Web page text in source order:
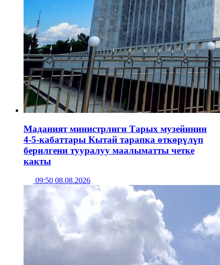
Маданият министрлиги Тарых музейинин
4-5-кабаттары Кытай тарапка өткөрүлүп
берилгени тууралуу маалыматты четке
какты
09:50 08.08.2026